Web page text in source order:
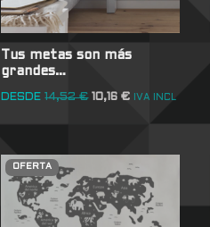
Tus metas son más
grandes…
DESDE 14,52€ 10,16€ IVA INCL
OFERTA